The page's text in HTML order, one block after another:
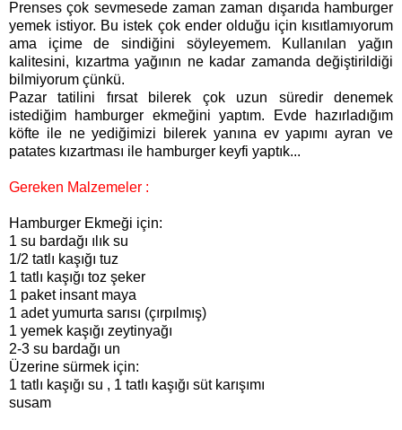
Prenses çok sevmesede zaman zaman dışarıda hamburger
yemek istiyor. Bu istek çok ender olduğu için kısıtlamıyorum
ama içime de sindiğini söyleyemem. Kullanılan yağın
kalitesini, kızartma yağının ne kadar zamanda değiştirildiği
bilmiyorum çünkü.
Pazar tatilini fırsat bilerek çok uzun süredir denemek
istediğim hamburger ekmeğini yaptım. Evde hazırladığım
köfte ile ne yediğimizi bilerek yanına ev yapımı ayran ve
patates kızartması ile hamburger keyfi yaptık...
Gereken Malzemeler :
Hamburger Ekmeği için:
1 su bardağı ılık su
1/2 tatlı kaşığı tuz
1 tatlı kaşığı toz şeker
1 paket insant maya
1 adet yumurta sarısı (çırpılmış)
1 yemek kaşığı zeytinyağı
2-3 su bardağı un
Üzerine sürmek için:
1 tatlı kaşığı su , 1 tatlı kaşığı süt karışımı
susam